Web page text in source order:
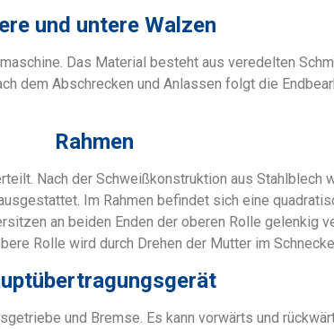
und untere Walzen
Das Material besteht aus veredelten
dem Abschrecken und Anlassen folgt die
Rahmen
Nach der Schweißkonstruktion aus Stahlblech
Im Rahmen befindet sich eine
an beiden Enden der oberen Rolle gelenkig
Rolle wird durch Drehen der Mutter im
und Bremse. Es kann vorwärts und